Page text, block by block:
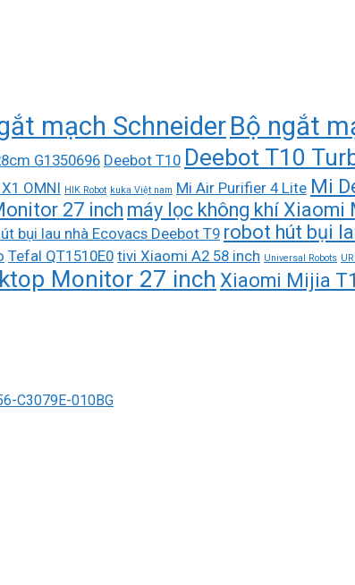
mạch SchneiderBộ ngắt
G1350696 Deebot T10 Deebot T10
OMNI HIK Robot kuka Việt nam Mi Air Purifier 4 Lite Mi
27 inch máy lọc không khí
bụi lau nhà Ecovacs Deebot T9 robot hút bụi
Tefal QT1510E0 tivi Xiaomi A2 58 inch Universal Robots
Monitor 27 inch Xiaomi Mijia
C3079E-010BG